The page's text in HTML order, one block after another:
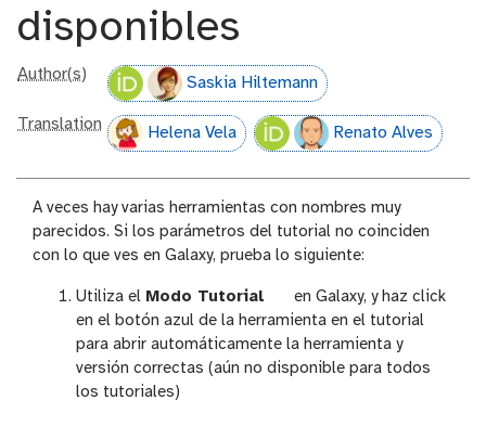
disponibles
Author(s) Saskia Hiltemann
Translation Helena Vela Renato Alves
A veces hay varias herramientas con nombres muy
parecidos. Si los parámetros del tutorial no coinciden
con lo que ves en Galaxy, prueba lo siguiente:
Utiliza el Modo Tutorial
c
u
r
r
en Galaxy, y haz click
en el botón azul de la herramienta en el tutorial
para abrir automáticamente la herramienta y
versión correctas (aún no disponible para todos
los tutoriales)